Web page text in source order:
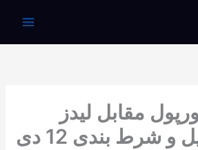
مقابل لیدز
و شرط بندی 12 دی